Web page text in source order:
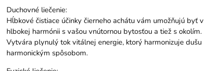
Duchovné liečenie:
Hĺbkové čistiace účinky čierneho achátu vám umožňujú byť v
hlbokej harmónii s vašou vnútornou bytosťou a tiež s okolím.
Vytvára plynulý tok vitálnej energie, ktorý harmonizuje dušu
harmonickým spôsobom.